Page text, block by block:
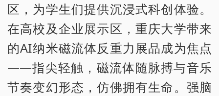
区，为学生们提供沉浸式科创体验。
在高校及企业展示区，重庆大学带来
的AI纳米磁流体反重力展品成为焦点
——指尖轻触，磁流体随脉搏与音乐
节奏变幻形态，仿佛拥有生命。强脑